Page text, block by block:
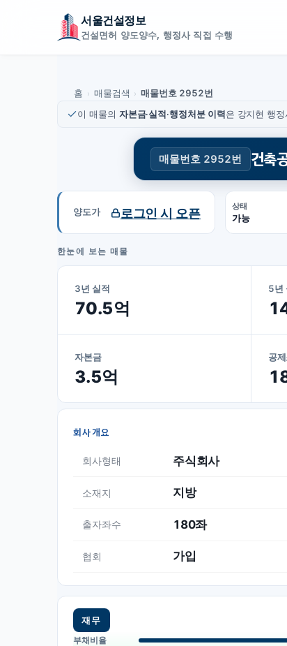
서울건설정보
건설면허 양도양수, 행정사 직접 수행
홈 › 매물검색 › 매물번호 2952번
이 매물의 자본금·실적·행정처분 이력 은 강지현 행
매물번호 2952번 건축
양도가 로그인 시 오픈 상태
가능
한눈에 보는 매물
3년 실적
70.5억
5년
자본금
3.5억
공
회사개요
회사형태 주식회사
소재지 지방
출자좌수 180좌
협회 가입
재무
부채비율